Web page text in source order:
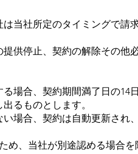
当社所定のタイミングで
供停止、契約の解除その他
場合、契約期間満了日の
るものとします。
場合、契約は自動更新され
め、当社が別途認める場合